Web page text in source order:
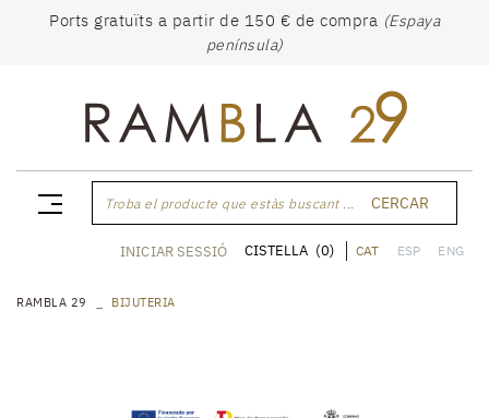
Ports gratuïts a partir de 150 € de compra (Espaya
península)
Troba el producte que estàs buscant ... CERCAR
CAT ESP ENG
INICIAR SESSIÓ CISTELLA (0)
RAMBLA 29 BIJUTERIA